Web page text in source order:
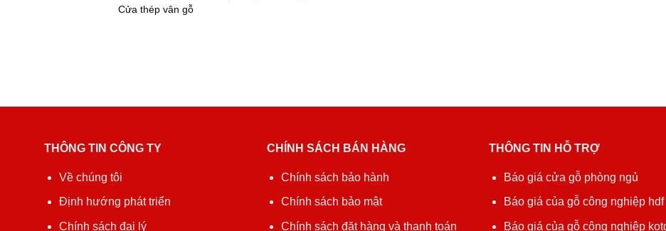
Cửa thép vân gỗ
THÔNG TIN CÔNG TY
Về chúng tôi
Định hướng phát triển
Chính sách đại lý
CHÍNH SÁCH BÁN HÀNG
Chính sách bảo hành
Chính sách bảo mật
Chính sách đặt hàng và thanh toán
THÔNG TIN HỖ TRỢ
Báo giá cửa gỗ phòng ngủ
Báo giá của gỗ công nghiệp hdf
Báo giá của gỗ công nghiệp